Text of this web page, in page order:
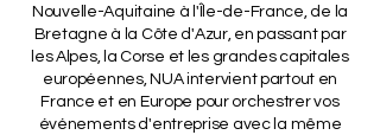
Nouvelle-Aquitaine à l'Île-de-France, de la
Bretagne à la Côte d'Azur, en passant par
les Alpes, la Corse et les grandes capitales
européennes, NUA intervient partout en
France et en Europe pour orchestrer vos
événements d'entreprise avec la même